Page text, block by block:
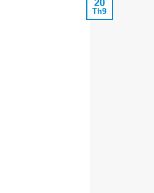
20
Th9